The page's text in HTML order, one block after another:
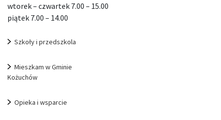
wtorek – czwartek 7.00 – 15.00
piątek 7.00 – 14.00
Szkoły i przedszkola
Mieszkam w Gminie
Kożuchów
Opieka i wsparcie